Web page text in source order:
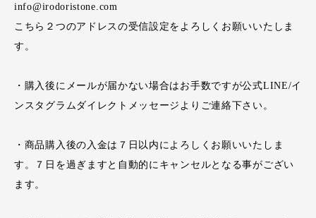
info@irodoristone.com
こちら２つのアドレスの受信設定をよろしくお願いいたしま
す。
・購入後にメールが届かない場合はお手数ですが公式LINE/イ
ンスタグラムダイレクトメッセージよりご連絡下さい。
・商品購入後の入金は７日以内によろしくお願いいたしま
す。７日を過ぎますと自動的にキャンセルとなる事がござい
ます。